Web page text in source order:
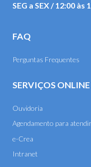
SEG a SEX / 12:00 às
FAQ
Perguntas Frequentes
SERVIÇOS ONLINE
Ouvidoria
Agendamento para
e-Crea
Intranet